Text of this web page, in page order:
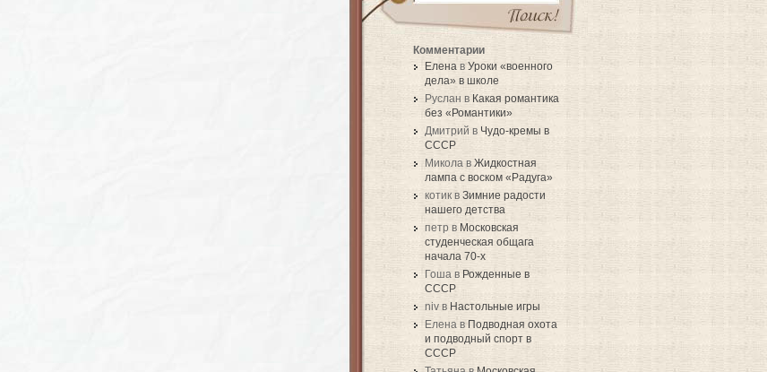
Комментарии
Елена в Уроки «военного
дела» в школе
Руслан в Какая романтика
без «Романтики»
Дмитрий в Чудо-кремы в
СССР
Микола в Жидкостная
лампа с воском «Радуга»
котик в Зимние радости
нашего детства
петр в Московская
студенческая общага
начала 70-х
Гоша в Рожденные в
СССР
niv в Настольные игры
Елена в Подводная охота
и подводный спорт в
СССР